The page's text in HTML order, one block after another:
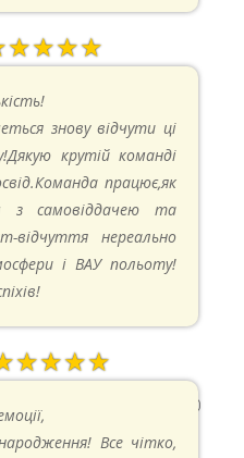
знову відчути ці
крутій команді
працює,як
з самовіддачею та
відчуття нереально
і ВАУ польоту!
13.05.2024 в 11:30
Все чітко,